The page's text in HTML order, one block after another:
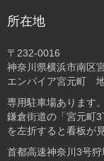
所在地
〒232-0016
神奈川県横浜市南区
エンパイア宮元町
専用駐車場あります。
鎌倉街道の「宮元町
を左折すると看板が
首都高速神奈川3号